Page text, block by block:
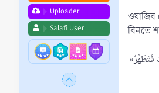
Uploader
Salafi User
ওয়াজিব
বিনতে
«تَأْخُذُ إحْدَاكُنَّ مَاءَهَا وَسِدْرَتَهَا فَتَطَهَّرُ فَتُحْسِنَ الطُّهُوْرَ ثُمَّ تَصُبُّ عَلَى رَأسِهَا فَتَدْلُكَهُ دَلْكًا شَدِيْدًا حَتَّى تَبْلُغَ شُئُوْنَ رَأسِهَا ثُمَّ تَصُبُّ عَلَيْهَا الْمَاءَ, ثُمَّ تَأخُذُ فِرْصَةً مُمَسَّكَةً أيْ قِطْعَةَ قُمَاشٍ فِيْهَا مِسْكٌ فَتَطَهَّرُ